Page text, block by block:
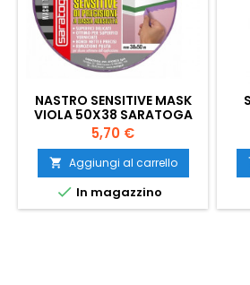
NASTRO SENSITIVE MASK
VIOLA 50X38 SARATOGA
Prezzo
5,70 €
 Aggiungi al carrello
 In magazzino